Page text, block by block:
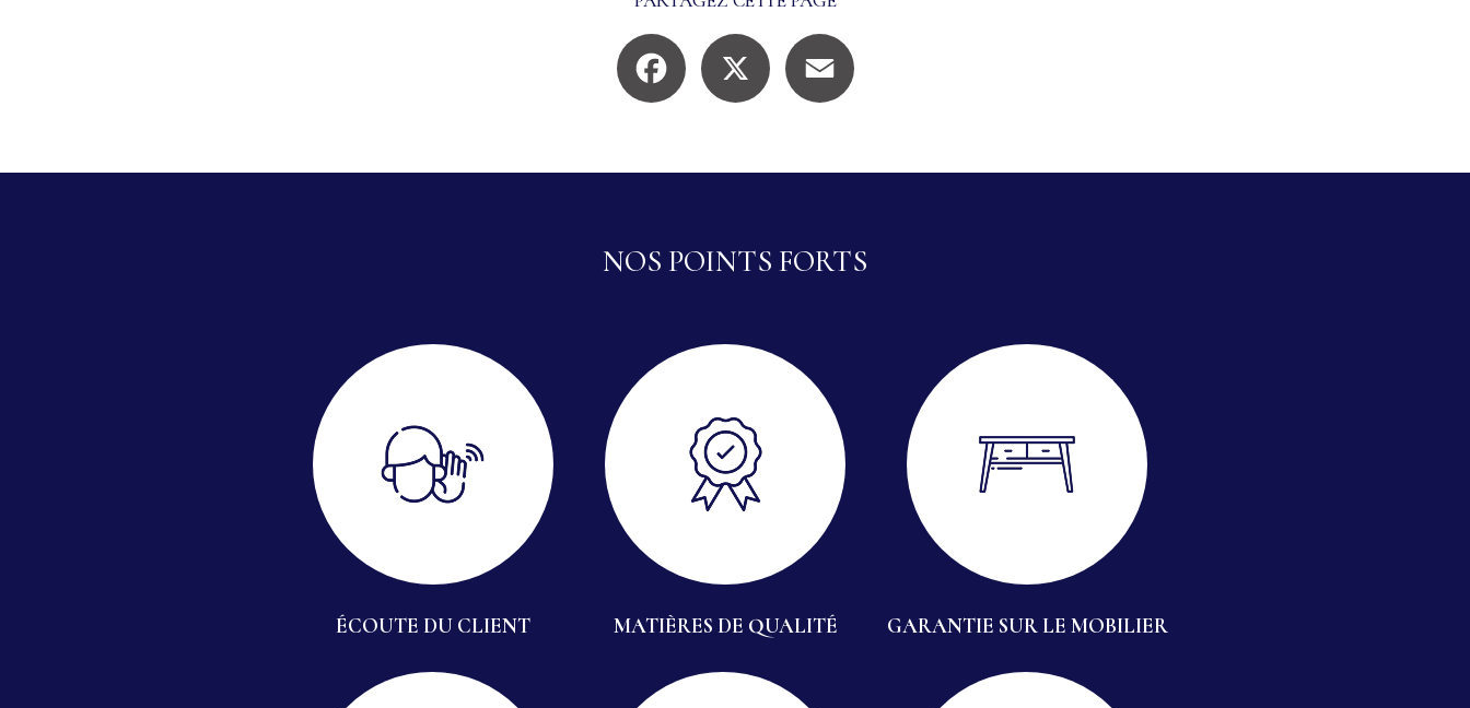
Facebook
NOS POINTS FORTS
ÉCOUTE DU CLIENT MATIÈRES DE QUALITÉ GARANTIE SUR LE MOBILIER